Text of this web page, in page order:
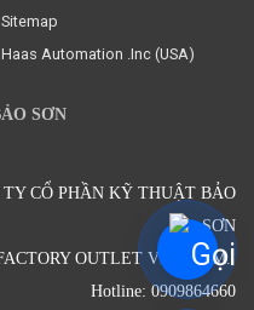
Sitemap
Haas Automation .Inc (USA)
SƠN
CỔ PHẦN KỸ THUẬT BẢO
SƠN
OUTLET VIETNAM.
Hotline: 0909864660